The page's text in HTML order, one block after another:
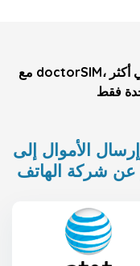
مع doctorSIM، يمكنك شحن رصيد الهواتف المحمولة في أكثر
الأموال إلى
عن شركة الهاتف